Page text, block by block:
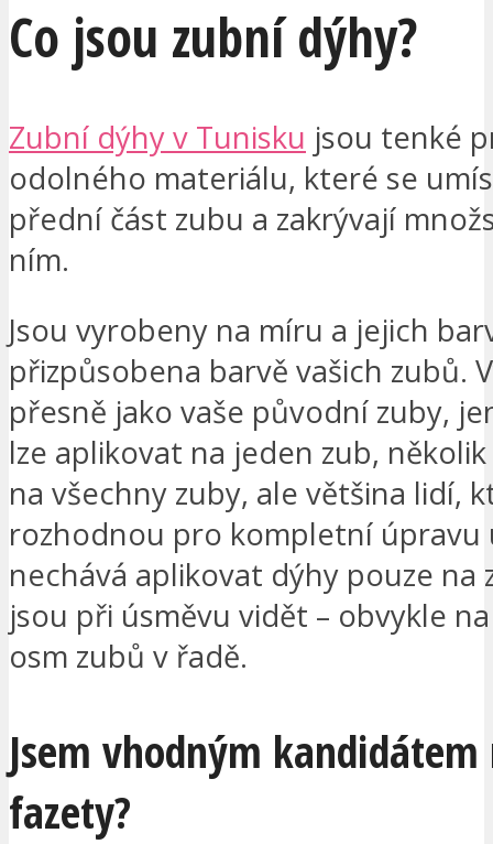
Co jsou zubní dýhy?
Zubní dýhy v Tunisku jsou tenké
odolného materiálu, které se
přední část zubu a zakrývají
ním.
Jsou vyrobeny na míru a jejich
přizpůsobena barvě vašich zubů.
přesně jako vaše původní zuby,
lze aplikovat na jeden zub,
na všechny zuby, ale většina lidí,
rozhodnou pro kompletní úpravu
nechává aplikovat dýhy pouze na
jsou při úsměvu vidět – obvykle
osm zubů v řadě.
Jsem vhodným
fazety?